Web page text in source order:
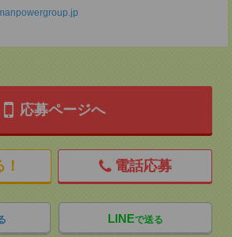
応募ページへ
電話応募
LINEで送る